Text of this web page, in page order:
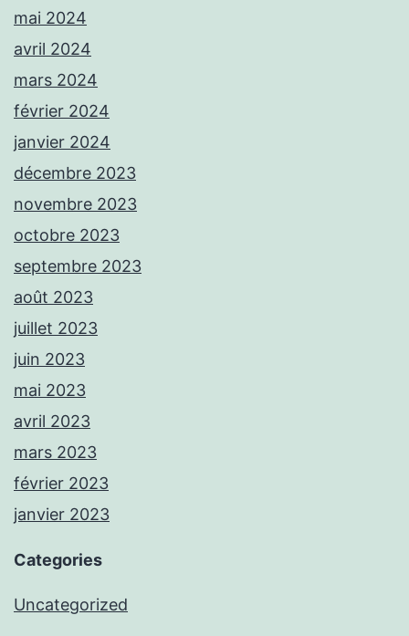
mai 2024
avril 2024
mars 2024
février 2024
janvier 2024
décembre 2023
novembre 2023
octobre 2023
septembre 2023
août 2023
juillet 2023
juin 2023
mai 2023
avril 2023
mars 2023
février 2023
janvier 2023
Categories
Uncategorized